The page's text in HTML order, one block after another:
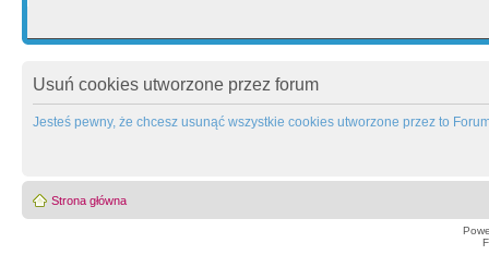
Usuń cookies utworzone przez forum
Jesteś pewny, że chcesz usunąć wszystkie cookies utworzone przez to
Strona główna